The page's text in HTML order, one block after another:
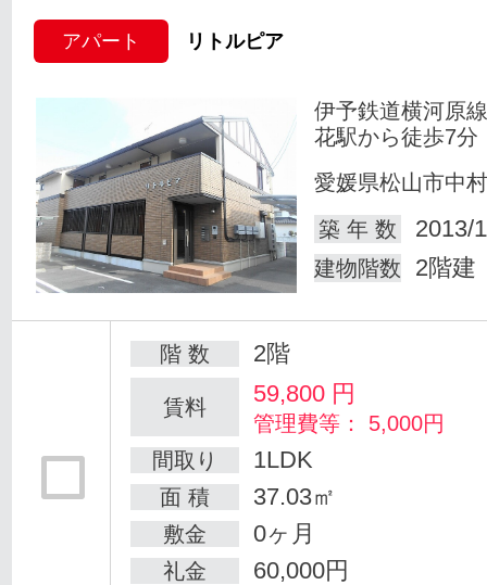
アパート リトルピア
伊予鉄道横河原
花駅から徒歩7分
愛媛県松山市中村
築 年 数
2013/
建物階数 2階建
階 数 2階
賃料 59,800 円
管理費等： 5,000円
間取り
1LDK
面 積 37.03㎡
敷金 0ヶ月
礼金 60,000円